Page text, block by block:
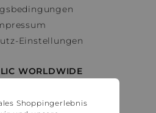
Einstellungen
WORLDWIDE
Österreich
Shoppingerlebnis